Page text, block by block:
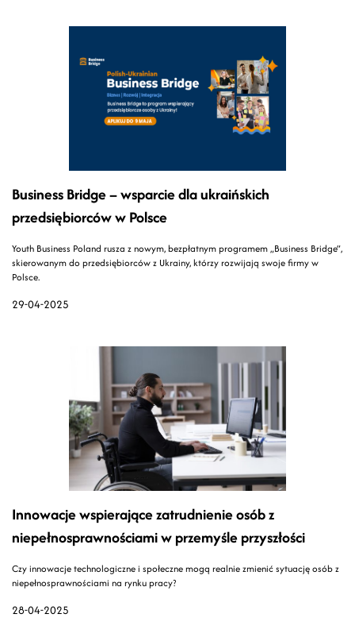
29-04-2025
Business Bridge – wsparcie dla ukraińskich
przedsiębiorców w Polsce
Youth Business Poland rusza z nowym, bezpłatnym programem „Business Bridge”,
skierowanym do przedsiębiorców z Ukrainy, którzy rozwijają swoje firmy w
Polsce.
28-04-2025
Innowacje wspierające zatrudnienie osób z
niepełnosprawnościami w przemyśle przyszłości
Czy innowacje technologiczne i społeczne mogą realnie zmienić sytuację osób z
niepełnosprawnościami na rynku pracy?